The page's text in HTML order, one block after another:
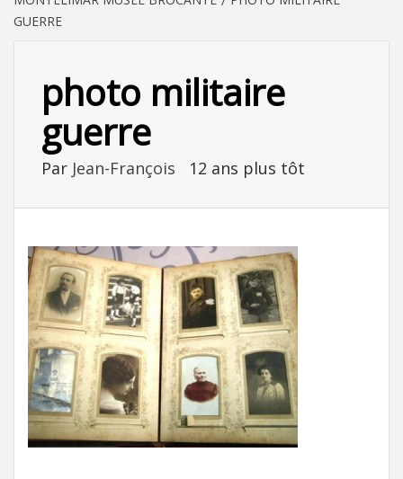
GUERRE
photo militaire
guerre
Par Jean-François 12 ans plus tôt